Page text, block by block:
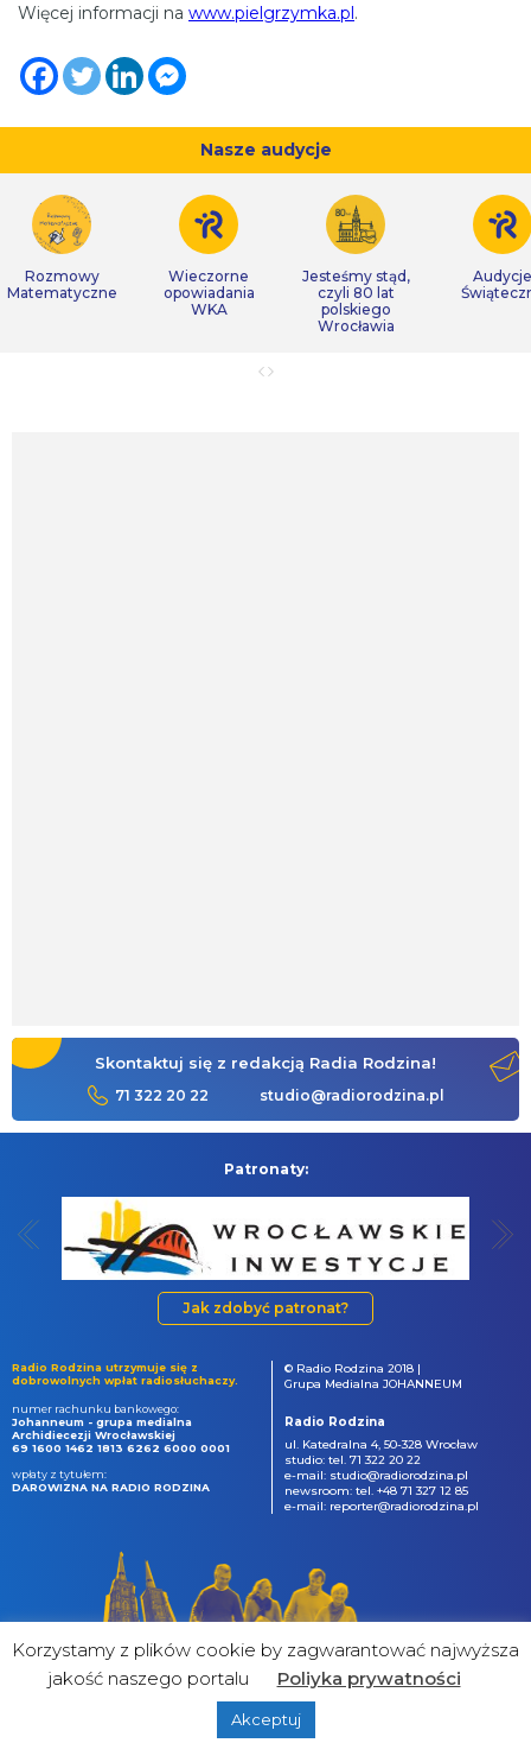
Więcej informacji na www.pielgrzymka.pl.
Nasze audycje
Rozmowy
Matematyczne
Wieczorne
opowiadania
WKA
Jesteśmy stąd,
czyli 80 lat
polskiego
Wrocławia
Audycje
Skontaktuj się z redakcją Radia Rodzina!
71 322 20 22 studio@radiorodzina.pl
Patronaty:
Jak zdobyć patronat?
Radio Rodzina utrzymuje się z
dobrowolnych wpłat radiosłuchaczy.
numer rachunku bankowego:
Johanneum - grupa medialna
Archidiecezji Wrocławskiej
69 1600 1462 1813 6262 6000 0001
wpłaty z tytułem:
DAROWIZNA NA RADIO RODZINA
© Radio Rodzina 2018 |
Grupa Medialna JOHANNEUM
Radio Rodzina
ul. Katedralna 4, 50-328 Wrocław
studio: tel. 71 322 20 22
e-mail: studio@radiorodzina.pl
newsroom: tel. +48 71 327 12 85
e-mail: reporter@radiorodzina.pl
&
Korzystamy z plików cookie by zagwarantować najwyższa
jakość naszego portalu
Poliyka prywatności
Akceptuj